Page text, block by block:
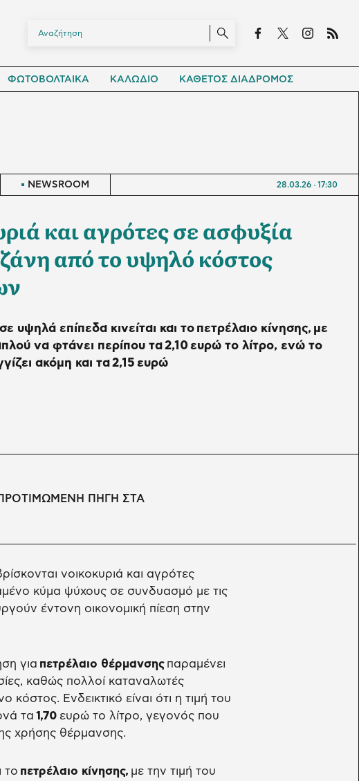
ΦΩΤΟΒΟΛΤΑΙΚΑ ΚΑΛΩΔΙΟ ΚΑΘΕΤΟΣ ΔΙΑΔΡΟΜΟΣ
NEWSROOM 28.03.26 17:30
και αγρότες σε ασφυξία
από το υψηλό κόστος
υψηλά επίπεδα κινείται και το πετρέλαιο κίνησης, με
να φτάνει περίπου τα 2,10 ευρώ το λίτρο, ενώ το
ακόμη και τα 2,15 ευρώ
ΠΡΟΤΙΜΩΜΕΝΗ ΠΗΓΗ ΣΤΑ
νοικοκυριά και αγρότες
κύμα ψύχους σε συνδυασμό με τις
έντονη οικονομική πίεση στην
για πετρέλαιο θέρμανσηςπαραμένει
καθώς πολλοί καταναλωτές
Ενδεικτικό είναι ότι η τιμή του
τα 1,70 ευρώ το λίτρο, γεγονός που
χρήσης θέρμανσης.
το πετρέλαιο κίνησης, με την τιμή του